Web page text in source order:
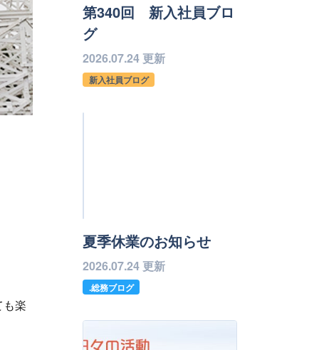
も楽
第340回 新入社員ブロ
グ
2026.07.24 更新
新入社員ブログ
夏季休業のお知らせ
2026.07.24 更新
.総務ブログ